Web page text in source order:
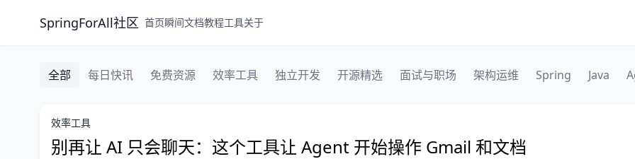
SpringForAll社区 首页瞬间文档教程工具关于
全部 每日快讯 免费资源 效率工具 独立开发 开源精选 面试与职场 架构运维 Spring Java
效率工具
别再让 AI 只会聊天：这个工具让 Agent 开始操作 Gmail 和文档